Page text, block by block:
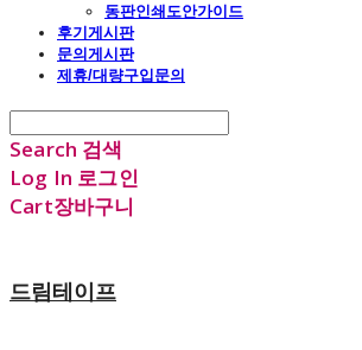
동판인쇄도안가이드
후기게시판
문의게시판
제휴/대량구입문의
Search 검색
Log In 로그인
Cart장바구니
드림테이프